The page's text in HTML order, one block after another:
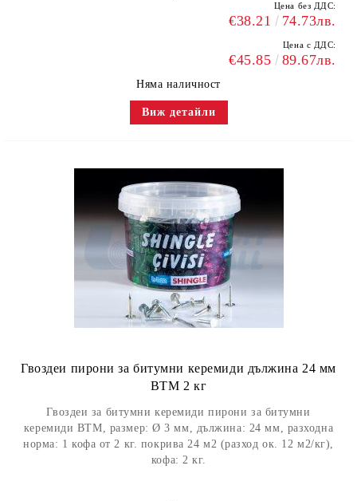
Цена без ДДС:
€38.21 74.73лв.
Цена с ДДС:
€45.85 89.67лв.
Няма наличност
Виж детайли
Гвоздеи пирони за битумни керемиди дължина 24 мм
BTM 2 кг
Гвоздеи за битумни керемиди пирони за битумни
керемиди BTM, размер: Ø 3 мм, дължина: 24 мм, разходна
норма: 1 кофа от 2 кг. покрива 24 м2 (разход ок. 12 м2/кг),
кофа: 2 кг.